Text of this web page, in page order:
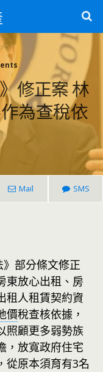
修正案 林
為查稅依
Mail SMS
部分條文修正
東放心出租、房
租人租賃契約資
價稅查核依據，
照顧更多弱勢族
，放寬政府住宅
，從原本須育有3名